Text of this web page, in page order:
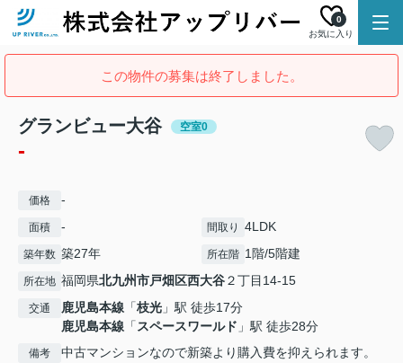
お気に入り
0
この物件の募集は終了しました。
グランビュー大谷 空室0
-
価格 -
面積 - 間取り 4LDK
築年数 築27年 所在階 1階/5階建
所在地 福岡県北九州市戸畑区西大谷２丁目14-15
交通 鹿児島本線 「枝光 」駅 徒歩17分
鹿児島本線 「 スペースワールド 」駅 徒歩28分
備考
中古マンションなので新築より購入費を抑えられます。